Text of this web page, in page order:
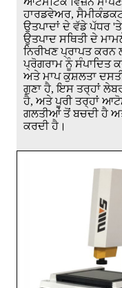
ਹਾਰਡਵੇਅਰ,
ਉਤਪਾਦਾਂ ਦੇ ਵੱਡੇ ਪੱਧਰ
ਉਤਪਾਦ ਸਥਿਤੀ ਦੇ
ਨਿਰੀਖਣ ਪ੍ਰਾਪਤ
ਪ੍ਰੋਗਰਾਮ ਨੂੰ ਸੰਪਾਦਿਤ
ਅਤੇ ਮਾਪ ਕੁਸ਼ਲਤਾ
ਗੁਣਾ ਹੈ, ਇਸ ਤਰ੍ਹਾਂ
ਹੈ, ਅਤੇ ਪੂਰੀ ਤਰ੍ਹਾਂ
ਗਲਤੀਆਂ ਤੋਂ ਬਚਦੀ ਹੈ
ਕਰਦੀ ਹੈ।